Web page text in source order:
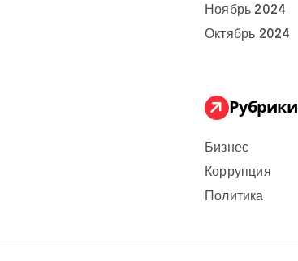
Ноябрь 2024
Октябрь 2024
Рубрики
Бизнес
Коррупция
Политика